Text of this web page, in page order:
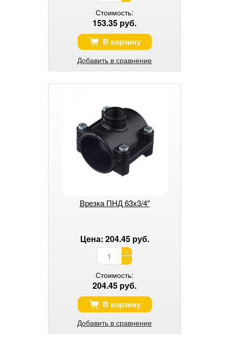
Стоимость:
153.35 руб.
В корзину
Добавить в сравнение
Врезка ПНД 63х3/4"
Цена: 204.45 руб.
+
-
Стоимость:
204.45 руб.
В корзину
Добавить в сравнение